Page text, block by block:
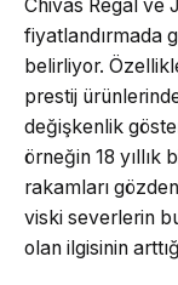
Chivas Regal ve
fiyatlandırmada
belirliyor.
prestij
değişkenlik
örneğin 18 yıllık
rakamları
viski severlerin
olan ilgisinin